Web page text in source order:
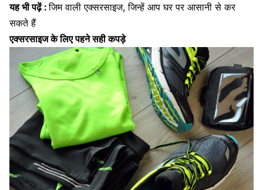
यह भी पढ़ें :जिम वाली एक्सरसाइज, जिन्हें आप घर पर आसानी से कर
सकते हैं
एक्सरसाइज के लिए पहने सही कपड़े